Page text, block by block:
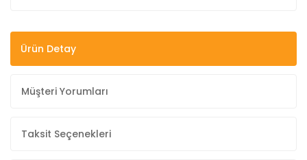
Ürün Detay
Müşteri Yorumları
Taksit Seçenekleri